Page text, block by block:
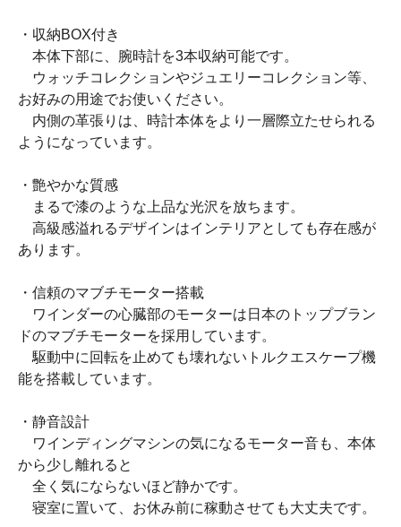
・収納BOX付き
本体下部に、腕時計を3本収納可能です。
ウォッチコレクションやジュエリーコレクション等、
お好みの用途でお使いください。
内側の革張りは、時計本体をより一層際立たせられる
ようになっています。
・艶やかな質感
まるで漆のような上品な光沢を放ちます。
高級感溢れるデザインはインテリアとしても存在感が
あります。
・信頼のマブチモーター搭載
ワインダーの心臓部のモーターは日本のトップブラン
ドのマブチモーターを採用しています。
駆動中に回転を止めても壊れないトルクエスケープ機
能を搭載しています。
・静音設計
ワインディングマシンの気になるモーター音も、本体
から少し離れると
全く気にならないほど静かです。
寝室に置いて、お休み前に稼動させても大丈夫です。